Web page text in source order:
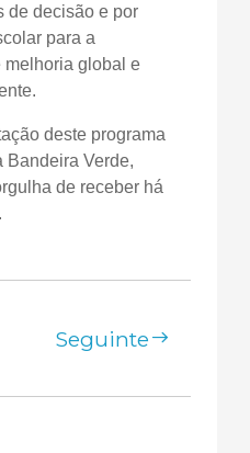
de decisão e por
para a
melhoria global e
deste programa
Bandeira Verde,
de receber há
Seguinte